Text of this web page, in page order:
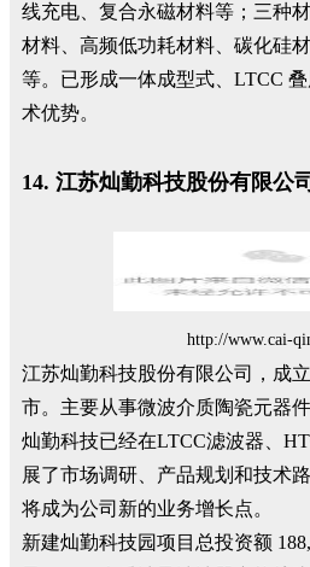
线充电、复合永磁材料等；三种
材料、高频低功耗材料、碳化硅
等。已形成一体成型式、LTCC
术优势。
14. 江苏灿勤科技股份有限公司
http://www.cai-
江苏灿勤科技股份有限公司，成
市。主要从事微波介质陶瓷元器
灿勤科技已经在LTCC滤波器、
展了市场调研、产品规划和技术
将成为公司新的业务增长点。
新建灿勤科技园项目总投资额